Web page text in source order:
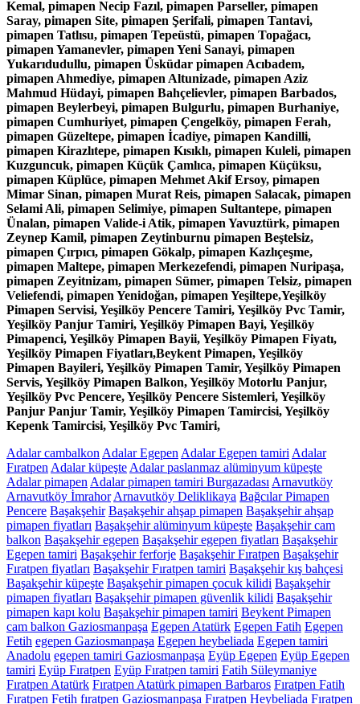
Kemal, pimapen Necip Fazıl, pimapen Parseller, pimapen
Saray, pimapen Site, pimapen Şerifali, pimapen Tantavi,
pimapen Tatlısu, pimapen Tepeüstü, pimapen Topağacı,
pimapen Yamanevler, pimapen Yeni Sanayi, pimapen
Yukarıdudullu, pimapen Üsküdar pimapen Acıbadem,
pimapen Ahmediye, pimapen Altunizade, pimapen Aziz
Mahmud Hüdayi, pimapen Bahçelievler, pimapen Barbados,
pimapen Beylerbeyi, pimapen Bulgurlu, pimapen Burhaniye,
pimapen Cumhuriyet, pimapen Çengelköy, pimapen Ferah,
pimapen Güzeltepe, pimapen İcadiye, pimapen Kandilli,
pimapen Kirazlıtepe, pimapen Kısıklı, pimapen Kuleli, pimapen
Kuzguncuk, pimapen Küçük Çamlıca, pimapen Küçüksu,
pimapen Küplüce, pimapen Mehmet Akif Ersoy, pimapen
Mimar Sinan, pimapen Murat Reis, pimapen Salacak, pimapen
Selami Ali, pimapen Selimiye, pimapen Sultantepe, pimapen
Ünalan, pimapen Valide-i Atik, pimapen Yavuztürk, pimapen
Zeynep Kamil, pimapen Zeytinburnu pimapen Beştelsiz,
pimapen Çırpıcı, pimapen Gökalp, pimapen Kazlıçeşme,
pimapen Maltepe, pimapen Merkezefendi, pimapen Nuripaşa,
pimapen Zeyitnizam, pimapen Sümer, pimapen Telsiz, pimapen
Veliefendi, pimapen Yenidoğan, pimapen Yeşiltepe,Yeşilköy
Pimapen Servisi, Yeşilköy Pencere Tamiri, Yeşilköy Pvc Tamir,
Yeşilköy Panjur Tamiri, Yeşilköy Pimapen Bayi, Yeşilköy
Pimapenci, Yeşilköy Pimapen Bayii, Yeşilköy Pimapen Fiyatı,
Yeşilköy Pimapen Fiyatları,Beykent Pimapen, Yeşilköy
Pimapen Bayileri, Yeşilköy Pimapen Tamir, Yeşilköy Pimapen
Servis, Yeşilköy Pimapen Balkon, Yeşilköy Motorlu Panjur,
Yeşilköy Pvc Pencere, Yeşilköy Pencere Sistemleri, Yeşilköy
Panjur Panjur Tamir, Yeşilköy Pimapen Tamircisi, Yeşilköy
Kepenk Tamircisi, Yeşilköy Pvc Tamiri,
Adalar cambalkon Adalar Egepen Adalar Egepen tamiri Adalar
Fıratpen Adalar küpeşte Adalar paslanmaz alüminyum küpeşte
Adalar pimapen Adalar pimapen tamiri Burgazadası Arnavutköy
Arnavutköy İmrahor Arnavutköy Deliklikaya Bağcılar Pimapen
Pencere Başakşehir Başakşehir ahşap pimapen Başakşehir ahşap
pimapen fiyatları Başakşehir alüminyum küpeşte Başakşehir cam
balkon Başakşehir egepen Başakşehir egepen fiyatları Başakşehir
Egepen tamiri Başakşehir ferforje Başakşehir Fıratpen Başakşehir
Fıratpen fiyatları Başakşehir Fıratpen tamiri Başakşehir kış bahçesi
Başakşehir küpeşte Başakşehir pimapen çocuk kilidi Başakşehir
pimapen fiyatları Başakşehir pimapen güvenlik kilidi Başakşehir
pimapen kapı kolu Başakşehir pimapen tamiri Beykent Pimapen
cam balkon Gaziosmanpaşa Egepen Atatürk Egepen Fatih Egepen
Fetih egepen Gaziosmanpaşa Egepen heybeliada Egepen tamiri
Anadolu egepen tamiri Gaziosmanpaşa Eyüp Egepen Eyüp Egepen
tamiri Eyüp Fıratpen Eyüp Fıratpen tamiri Fatih Süleymaniye
Fıratpen Atatürk Fıratpen Atatürk pimapen Barbaros Fıratpen Fatih
Fıratpen Fetih fıratpen Gaziosmanpaşa Fıratpen Heybeliada Fıratpen